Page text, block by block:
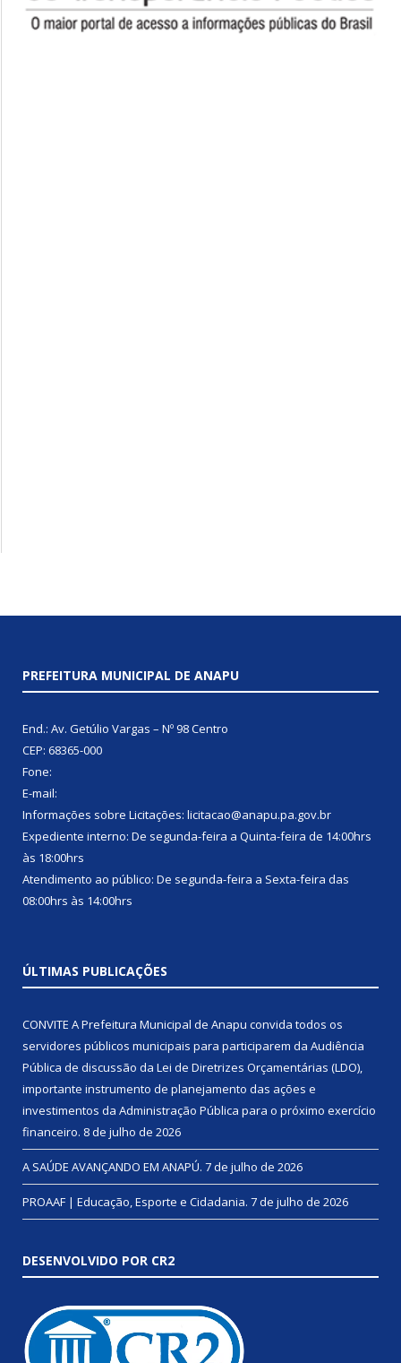
PREFEITURA MUNICIPAL DE ANAPU
End.: Av. Getúlio Vargas – Nº 98 Centro
CEP: 68365-000
Fone:
E-mail:
Informações sobre Licitações: licitacao@anapu.pa.gov.br
Expediente interno: De segunda-feira a Quinta-feira de 14:00hrs
às 18:00hrs
Atendimento ao público: De segunda-feira a Sexta-feira das
08:00hrs às 14:00hrs
ÚLTIMAS PUBLICAÇÕES
CONVITE A Prefeitura Municipal de Anapu convida todos os
servidores públicos municipais para participarem da Audiência
Pública de discussão da Lei de Diretrizes Orçamentárias (LDO),
importante instrumento de planejamento das ações e
investimentos da Administração Pública para o próximo exercício
financeiro. 8 de julho de 2026
A SAÚDE AVANÇANDO EM ANAPÚ. 7 de julho de 2026
PROAAF | Educação, Esporte e Cidadania. 7 de julho de 2026
DESENVOLVIDO POR CR2